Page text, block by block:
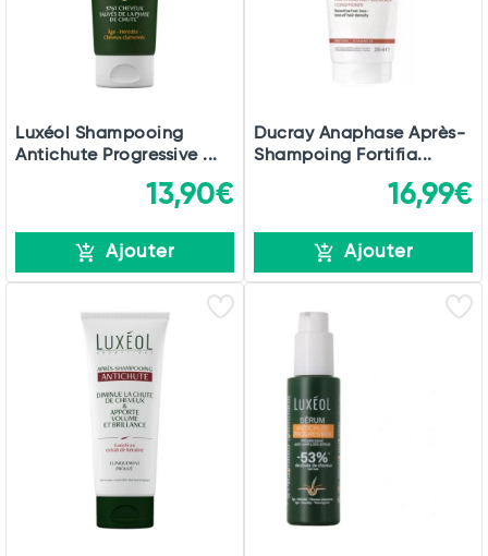
Luxéol Shampooing
Antichute Progressive ...
13,90€
Ajouter
Ducray Anaphase Après-
Shampoing Fortifia...
16,99€
Ajouter